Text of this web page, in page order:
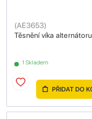
Těsnění víka alternátoru
(AE3653)
1 Skladem
PŘIDAT DO